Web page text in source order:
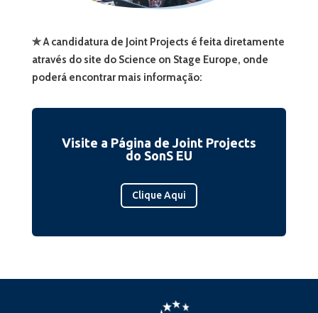
✯ A candidatura de Joint Projects é feita diretamente
através do site do Science on Stage Europe, onde
poderá encontrar mais informação:
Visite a Página de Joint Projects
do SonS EU
Clique Aqui